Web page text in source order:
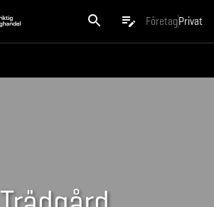
FöretagPrivat